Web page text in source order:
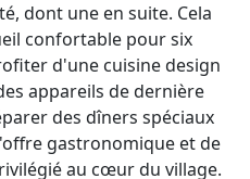
dont une en suite. Cela
confortable pour six
d'une cuisine design
appareils de dernière
des dîners spéciaux
gastronomique et de
au cœur du village.